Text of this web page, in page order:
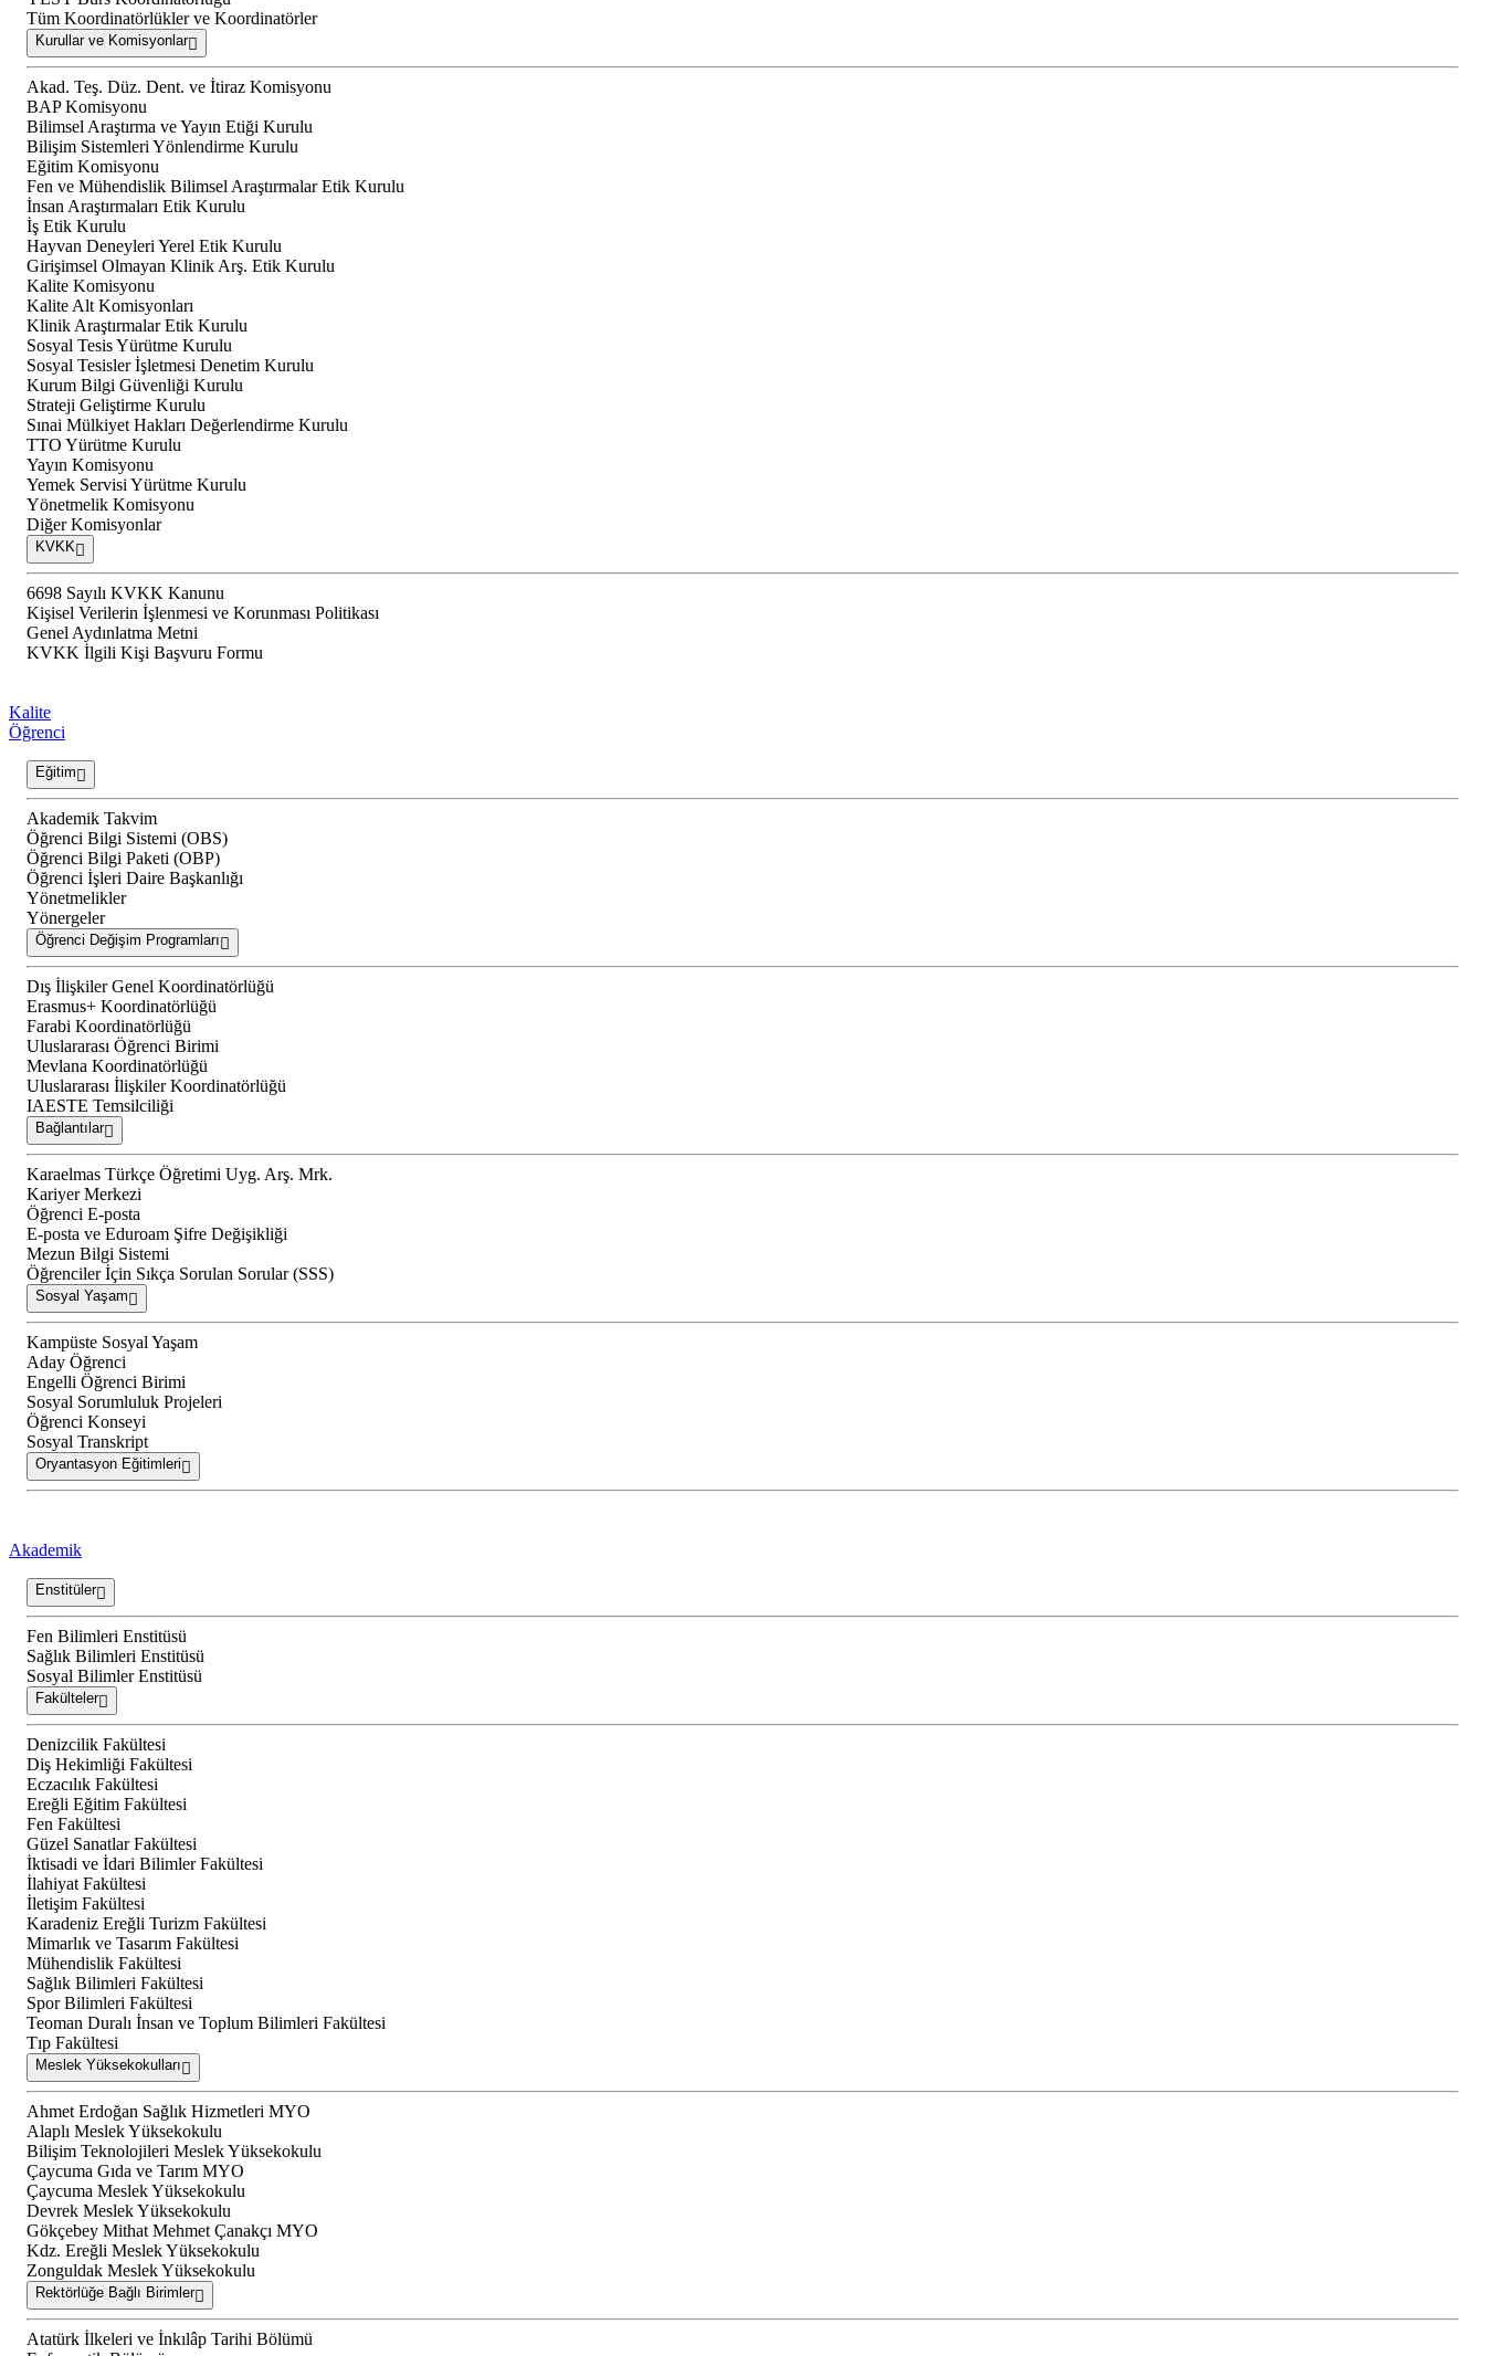
Tüm Koordinatörlükler ve Koordinatörler
Kurullar ve Komisyonlar
Akad. Teş. Düz. Dent. ve İtiraz Komisyonu
BAP Komisyonu
Bilimsel Araştırma ve Yayın Etiği Kurulu
Bilişim Sistemleri Yönlendirme Kurulu
Eğitim Komisyonu
Fen ve Mühendislik Bilimsel Araştırmalar Etik Kurulu
İnsan Araştırmaları Etik Kurulu
İş Etik Kurulu
Hayvan Deneyleri Yerel Etik Kurulu
Girişimsel Olmayan Klinik Arş. Etik Kurulu
Kalite Komisyonu
Kalite Alt Komisyonları
Klinik Araştırmalar Etik Kurulu
Sosyal Tesis Yürütme Kurulu
Sosyal Tesisler İşletmesi Denetim Kurulu
Kurum Bilgi Güvenliği Kurulu
Strateji Geliştirme Kurulu
Sınai Mülkiyet Hakları Değerlendirme Kurulu
TTO Yürütme Kurulu
Yayın Komisyonu
Yemek Servisi Yürütme Kurulu
Yönetmelik Komisyonu
Diğer Komisyonlar
KVKK
6698 Sayılı KVKK Kanunu
Kişisel Verilerin İşlenmesi ve Korunması Politikası
Genel Aydınlatma Metni
KVKK İlgili Kişi Başvuru Formu
Kalite
Öğrenci
Eğitim
Akademik Takvim
Öğrenci Bilgi Sistemi (OBS)
Öğrenci Bilgi Paketi (OBP)
Öğrenci İşleri Daire Başkanlığı
Yönetmelikler
Yönergeler
Öğrenci Değişim Programları
Dış İlişkiler Genel Koordinatörlüğü
Erasmus+ Koordinatörlüğü
Farabi Koordinatörlüğü
Uluslararası Öğrenci Birimi
Mevlana Koordinatörlüğü
Uluslararası İlişkiler Koordinatörlüğü
IAESTE Temsilciliği
Bağlantılar
Karaelmas Türkçe Öğretimi Uyg. Arş. Mrk.
Kariyer Merkezi
Öğrenci E-posta
E-posta ve Eduroam Şifre Değişikliği
Mezun Bilgi Sistemi
Öğrenciler İçin Sıkça Sorulan Sorular (SSS)
Sosyal Yaşam
Kampüste Sosyal Yaşam
Aday Öğrenci
Engelli Öğrenci Birimi
Sosyal Sorumluluk Projeleri
Öğrenci Konseyi
Sosyal Transkript
Oryantasyon Eğitimleri
Akademik
Enstitüler
Fen Bilimleri Enstitüsü
Sağlık Bilimleri Enstitüsü
Sosyal Bilimler Enstitüsü
Fakülteler
Denizcilik Fakültesi
Diş Hekimliği Fakültesi
Eczacılık Fakültesi
Ereğli Eğitim Fakültesi
Fen Fakültesi
Güzel Sanatlar Fakültesi
İktisadi ve İdari Bilimler Fakültesi
İlahiyat Fakültesi
İletişim Fakültesi
Karadeniz Ereğli Turizm Fakültesi
Mimarlık ve Tasarım Fakültesi
Mühendislik Fakültesi
Sağlık Bilimleri Fakültesi
Spor Bilimleri Fakültesi
Teoman Duralı İnsan ve Toplum Bilimleri Fakültesi
Tıp Fakültesi
Meslek Yüksekokulları
Ahmet Erdoğan Sağlık Hizmetleri MYO
Alaplı Meslek Yüksekokulu
Bilişim Teknolojileri Meslek Yüksekokulu
Çaycuma Gıda ve Tarım MYO
Çaycuma Meslek Yüksekokulu
Devrek Meslek Yüksekokulu
Gökçebey Mithat Mehmet Çanakçı MYO
Kdz. Ereğli Meslek Yüksekokulu
Zonguldak Meslek Yüksekokulu
Rektörlüğe Bağlı Birimler
Atatürk İlkeleri ve İnkılâp Tarihi Bölümü